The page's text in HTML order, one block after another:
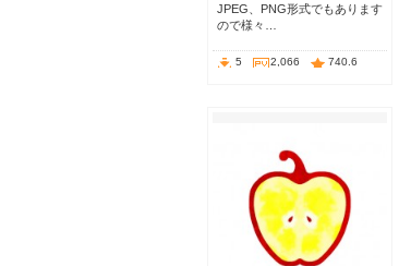
JPEG、PNG形式でもあります
ので様々…
5 2,066 740.6